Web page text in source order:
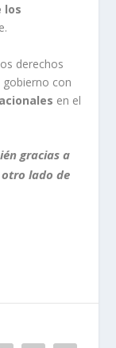
los
derechos
con
en el
gracias a
lado de